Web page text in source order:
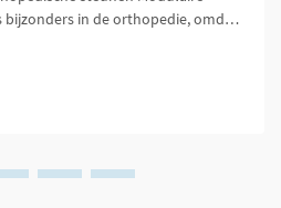
in de orthopedie, omdat